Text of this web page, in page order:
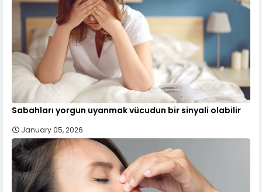
Sabahları yorgun uyanmak vücudun bir sinyali olabilir
January 05, 2026